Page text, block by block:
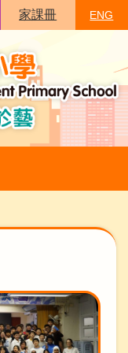
家課冊 ENG